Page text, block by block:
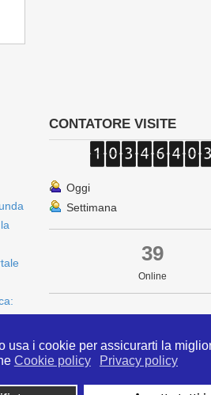
usa i cookie per assicurarti la
Cookie policy Privacy policy
CONTATORE VISITE
Oggi
Settimana
39
Online